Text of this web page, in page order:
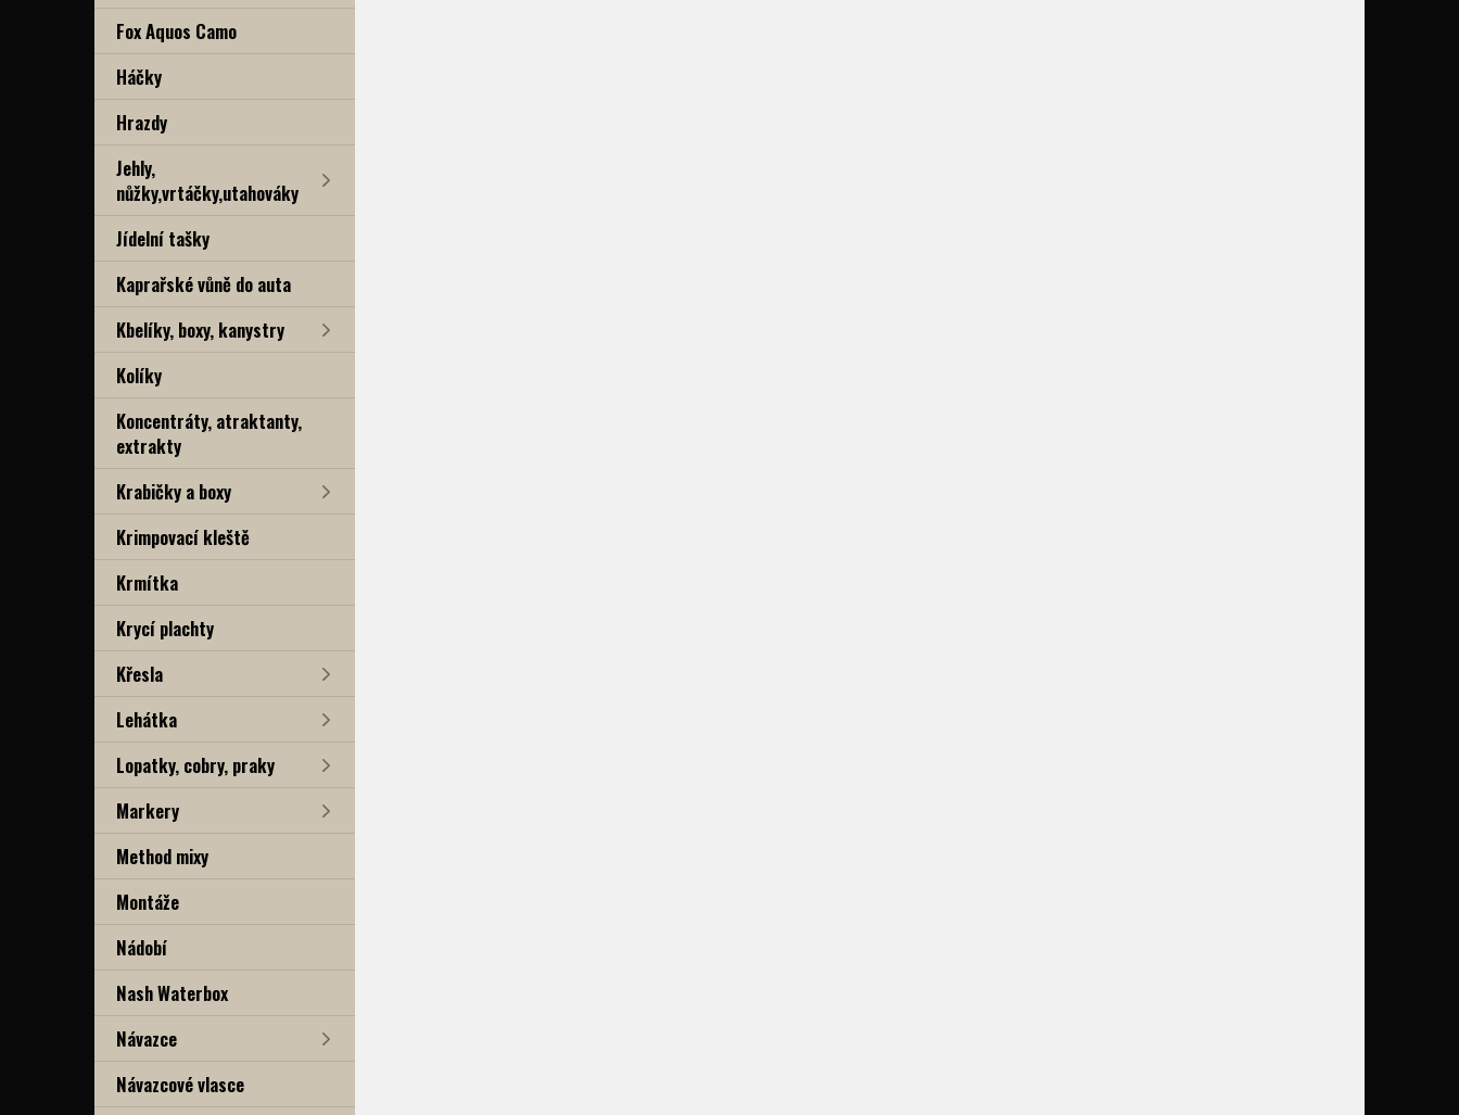
Fox Aquos Camo
Háčky
Hrazdy
Jehly,
nůžky,vrtáčky,utahováky
Jídelní tašky
Kaprařské vůně do auta
Kbelíky, boxy, kanystry
Kolíky
Koncentráty, atraktanty,
extrakty
Krabičky a boxy
Krimpovací kleště
Krmítka
Krycí plachty
Křesla
Lehátka
Lopatky, cobry, praky
Markery
Method mixy
Montáže
Nádobí
Nash Waterbox
Návazce
Návazcové vlasce